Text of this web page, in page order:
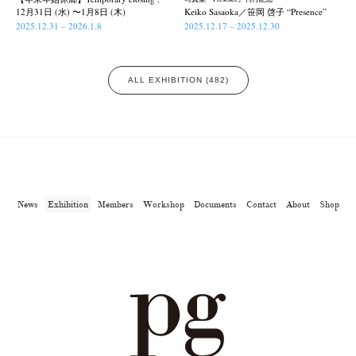
12月31日 (水) 〜1月8日 (木)
2025.12.31 – 2026.1.8
Keiko Sasaoka／笹岡 啓子 “Presence”
2025.12.17 – 2025.12.30
ALL EXHIBITION (482)
News Exhibition Members Workshop Documents Contact About Shop